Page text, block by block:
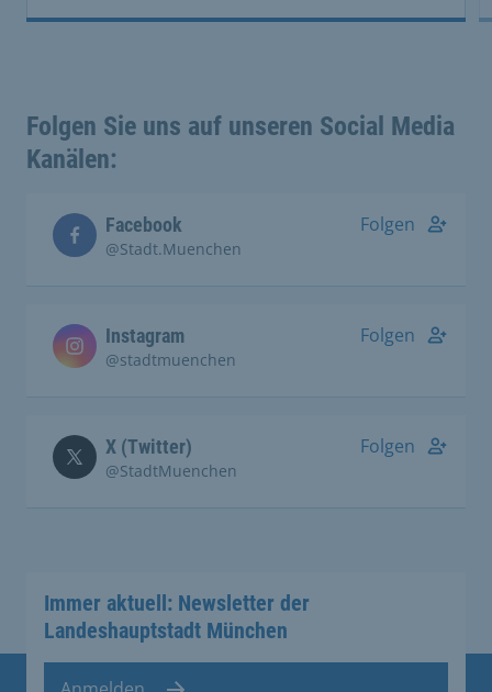
Folgen Sie uns auf unseren Social Media
Kanälen:
Facebook
@Stadt.Muenchen
Folgen
Instagram
@stadtmuenchen
Folgen
X (Twitter)
@StadtMuenchen
Folgen
Immer aktuell: Newsletter der
Landeshauptstadt München